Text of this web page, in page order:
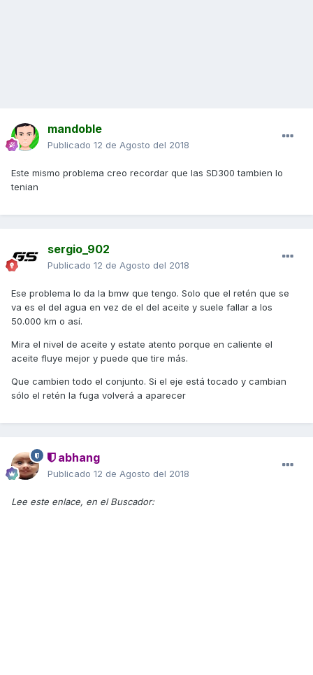
mandoble
Publicado 12 de Agosto del 2018
Este mismo problema creo recordar que las SD300 tambien lo
tenian
sergio_902
Publicado 12 de Agosto del 2018
Ese problema lo da la bmw que tengo. Solo que el retén que se
va es el del agua en vez de el del aceite y suele fallar a los
50.000 km o así.
Mira el nivel de aceite y estate atento porque en caliente el
aceite fluye mejor y puede que tire más.
Que cambien todo el conjunto. Si el eje está tocado y cambian
sólo el retén la fuga volverá a aparecer
abhang
Publicado 12 de Agosto del 2018
Lee este enlace, en el Buscador: